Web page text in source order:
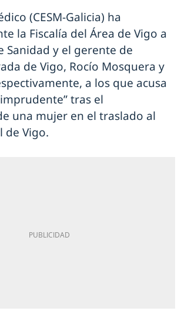
(CESM-Galicia) ha
la Fiscalía del Área de Vigo a
Sanidad y el gerente de
de Vigo, Rocío Mosquera y
a los que acusa
tras el
una mujer en el traslado al
de Vigo.